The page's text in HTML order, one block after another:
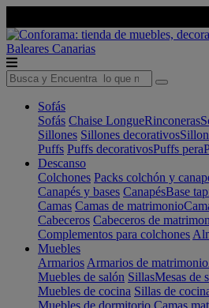
Baleares Canarias
Sofás
Sofás Chaise LongueRinconeras
Sillones Sillones decorativos
Puffs Puffs decorativosPuffs pera
Descanso
Colchones Packs colchón y
Canapés y bases CanapésBase
Camas Camas de matrimonio
Cabeceros Cabeceros de
Complementos para colchones
Muebles
Armarios Armarios de matrimonio
Muebles de salón SillasMesas de
Muebles de cocina Sillas de
Muebles de dormitorio Camas